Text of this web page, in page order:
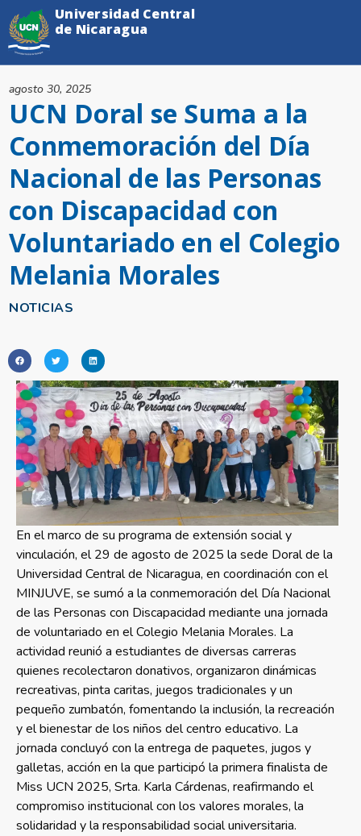
NOTICIAS
UCN Doral se Suma a la
Conmemoración del Día
Nacional de las Personas
con Discapacidad con
Voluntariado en el Colegio
Melania Morales
agosto 30, 2025
Universidad Central
de Nicaragua
En el marco de su programa de extensión social y
vinculación, el 29 de agosto de 2025 la sede Doral de la
Universidad Central de Nicaragua, en coordinación con el
MINJUVE, se sumó a la conmemoración del Día Nacional
de las Personas con Discapacidad mediante una jornada
de voluntariado en el Colegio Melania Morales. La
actividad reunió a estudiantes de diversas carreras
quienes recolectaron donativos, organizaron dinámicas
recreativas, pinta caritas, juegos tradicionales y un
pequeño zumbatón, fomentando la inclusión, la recreación
y el bienestar de los niños del centro educativo. La
jornada concluyó con la entrega de paquetes, jugos y
galletas, acción en la que participó la primera finalista de
Miss UCN 2025, Srta. Karla Cárdenas, reafirmando el
compromiso institucional con los valores morales, la
solidaridad y la responsabilidad social universitaria.